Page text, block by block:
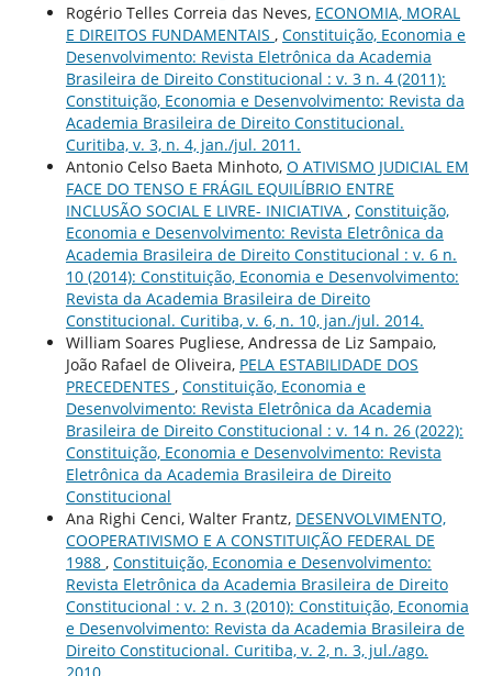
Rogério Telles Correia das Neves, ECONOMIA, MORAL
E DIREITOS FUNDAMENTAIS , Constituição, Economia e
Desenvolvimento: Revista Eletrônica da Academia
Brasileira de Direito Constitucional : v. 3 n. 4 (2011):
Constituição, Economia e Desenvolvimento: Revista da
Academia Brasileira de Direito Constitucional.
Curitiba, v. 3, n. 4, jan./jul. 2011.
Antonio Celso Baeta Minhoto, O ATIVISMO JUDICIAL EM
FACE DO TENSO E FRÁGIL EQUILÍBRIO ENTRE
INCLUSÃO SOCIAL E LIVRE- INICIATIVA , Constituição,
Economia e Desenvolvimento: Revista Eletrônica da
Academia Brasileira de Direito Constitucional : v. 6 n.
10 (2014): Constituição, Economia e Desenvolvimento:
Revista da Academia Brasileira de Direito
Constitucional. Curitiba, v. 6, n. 10, jan./jul. 2014.
William Soares Pugliese, Andressa de Liz Sampaio,
João Rafael de Oliveira, PELA ESTABILIDADE DOS
PRECEDENTES , Constituição, Economia e
Desenvolvimento: Revista Eletrônica da Academia
Brasileira de Direito Constitucional : v. 14 n. 26 (2022):
Constituição, Economia e Desenvolvimento: Revista
Eletrônica da Academia Brasileira de Direito
Constitucional
Ana Righi Cenci, Walter Frantz, DESENVOLVIMENTO,
COOPERATIVISMO E A CONSTITUIÇÃO FEDERAL DE
1988 , Constituição, Economia e Desenvolvimento:
Revista Eletrônica da Academia Brasileira de Direito
Constitucional : v. 2 n. 3 (2010): Constituição, Economia
e Desenvolvimento: Revista da Academia Brasileira de
Direito Constitucional. Curitiba, v. 2, n. 3, jul./ago.